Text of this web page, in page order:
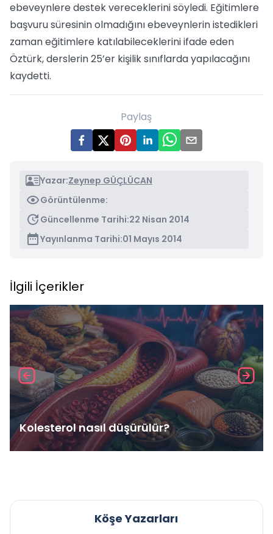
ebeveynlere destek vereceklerini söyledi. Eğitimlere
başvuru süresinin olmadığını ebeveynlerin istedikleri
zaman eğitimlere katılabileceklerini ifade eden
Öztürk, derslerin 25’er kişilik sınıflarda yapılacağını
kaydetti.
Paylaş
Yazar:Zeynep GÜÇLÜCAN
Görüntülenme:
Güncellenme Tarihi:22 Nisan 2014
Yayınlanma Tarihi:01 Mayıs 2014
İlgili İçerikler
Kolesterol nasıl düşürülür?
Köşe Yazarları